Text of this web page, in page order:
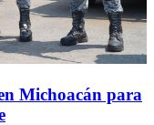
Michoacán para